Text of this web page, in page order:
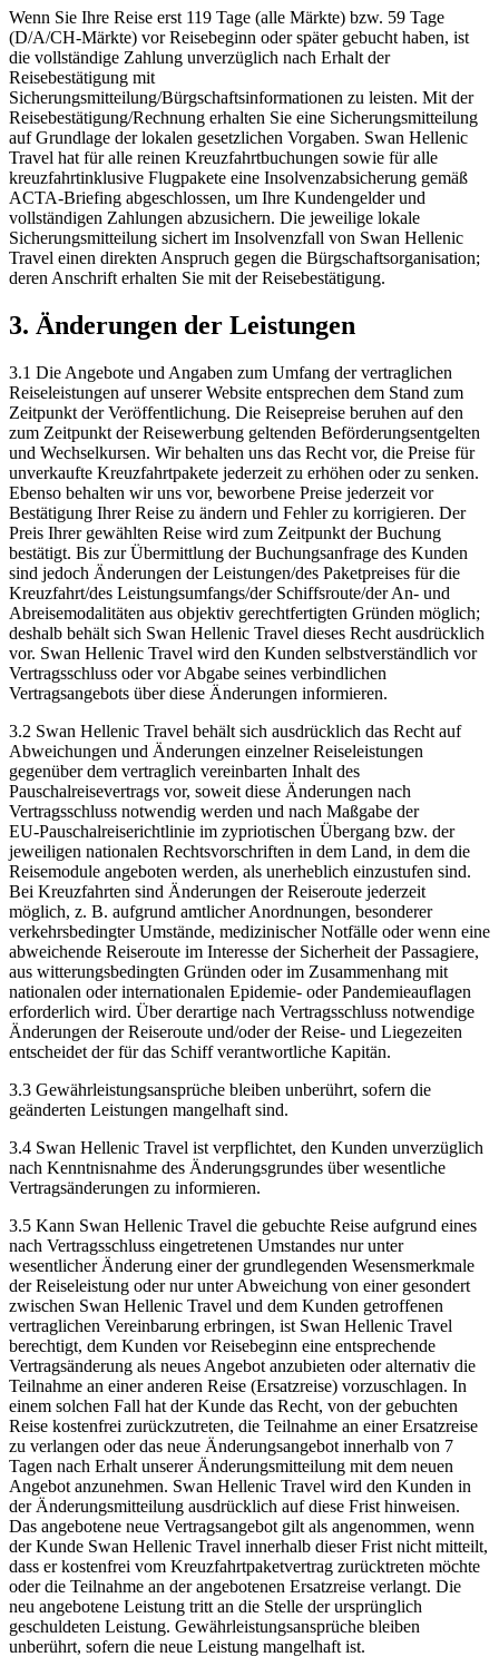
Wenn Sie Ihre Reise erst 119 Tage (alle Märkte) bzw. 59 Tage
(D/A/CH‑Märkte) vor Reisebeginn oder später gebucht haben, ist
die vollständige Zahlung unverzüglich nach Erhalt der
Reisebestätigung mit
Sicherungsmitteilung/Bürgschaftsinformationen zu leisten. Mit der
Reisebestätigung/Rechnung erhalten Sie eine Sicherungsmitteilung
auf Grundlage der lokalen gesetzlichen Vorgaben. Swan Hellenic
Travel hat für alle reinen Kreuzfahrtbuchungen sowie für alle
kreuzfahrtinklusive Flugpakete eine Insolvenzabsicherung gemäß
ACTA‑Briefing abgeschlossen, um Ihre Kundengelder und
vollständigen Zahlungen abzusichern. Die jeweilige lokale
Sicherungsmitteilung sichert im Insolvenzfall von Swan Hellenic
Travel einen direkten Anspruch gegen die Bürgschaftsorganisation;
deren Anschrift erhalten Sie mit der Reisebestätigung.
3. Änderungen der Leistungen
3.1 Die Angebote und Angaben zum Umfang der vertraglichen
Reiseleistungen auf unserer Website entsprechen dem Stand zum
Zeitpunkt der Veröffentlichung. Die Reisepreise beruhen auf den
zum Zeitpunkt der Reisewerbung geltenden Beförderungsentgelten
und Wechselkursen. Wir behalten uns das Recht vor, die Preise für
unverkaufte Kreuzfahrtpakete jederzeit zu erhöhen oder zu senken.
Ebenso behalten wir uns vor, beworbene Preise jederzeit vor
Bestätigung Ihrer Reise zu ändern und Fehler zu korrigieren. Der
Preis Ihrer gewählten Reise wird zum Zeitpunkt der Buchung
bestätigt. Bis zur Übermittlung der Buchungsanfrage des Kunden
sind jedoch Änderungen der Leistungen/des Paketpreises für die
Kreuzfahrt/des Leistungsumfangs/der Schiffsroute/der An‑ und
Abreisemodalitäten aus objektiv gerechtfertigten Gründen möglich;
deshalb behält sich Swan Hellenic Travel dieses Recht ausdrücklich
vor. Swan Hellenic Travel wird den Kunden selbstverständlich vor
Vertragsschluss oder vor Abgabe seines verbindlichen
Vertragsangebots über diese Änderungen informieren.
3.2 Swan Hellenic Travel behält sich ausdrücklich das Recht auf
Abweichungen und Änderungen einzelner Reiseleistungen
gegenüber dem vertraglich vereinbarten Inhalt des
Pauschalreisevertrags vor, soweit diese Änderungen nach
Vertragsschluss notwendig werden und nach Maßgabe der
EU‑Pauschalreiserichtlinie im zypriotischen Übergang bzw. der
jeweiligen nationalen Rechtsvorschriften in dem Land, in dem die
Reisemodule angeboten werden, als unerheblich einzustufen sind.
Bei Kreuzfahrten sind Änderungen der Reiseroute jederzeit
möglich, z. B. aufgrund amtlicher Anordnungen, besonderer
verkehrsbedingter Umstände, medizinischer Notfälle oder wenn eine
abweichende Reiseroute im Interesse der Sicherheit der Passagiere,
aus witterungsbedingten Gründen oder im Zusammenhang mit
nationalen oder internationalen Epidemie‑ oder Pandemieauflagen
erforderlich wird. Über derartige nach Vertragsschluss notwendige
Änderungen der Reiseroute und/oder der Reise‑ und Liegezeiten
entscheidet der für das Schiff verantwortliche Kapitän.
3.3 Gewährleistungsansprüche bleiben unberührt, sofern die
geänderten Leistungen mangelhaft sind.
3.4 Swan Hellenic Travel ist verpflichtet, den Kunden unverzüglich
nach Kenntnisnahme des Änderungsgrundes über wesentliche
Vertragsänderungen zu informieren.
3.5 Kann Swan Hellenic Travel die gebuchte Reise aufgrund eines
nach Vertragsschluss eingetretenen Umstandes nur unter
wesentlicher Änderung einer der grundlegenden Wesensmerkmale
der Reiseleistung oder nur unter Abweichung von einer gesondert
zwischen Swan Hellenic Travel und dem Kunden getroffenen
vertraglichen Vereinbarung erbringen, ist Swan Hellenic Travel
berechtigt, dem Kunden vor Reisebeginn eine entsprechende
Vertragsänderung als neues Angebot anzubieten oder alternativ die
Teilnahme an einer anderen Reise (Ersatzreise) vorzuschlagen. In
einem solchen Fall hat der Kunde das Recht, von der gebuchten
Reise kostenfrei zurückzutreten, die Teilnahme an einer Ersatzreise
zu verlangen oder das neue Änderungsangebot innerhalb von 7
Tagen nach Erhalt unserer Änderungsmitteilung mit dem neuen
Angebot anzunehmen. Swan Hellenic Travel wird den Kunden in
der Änderungsmitteilung ausdrücklich auf diese Frist hinweisen.
Das angebotene neue Vertragsangebot gilt als angenommen, wenn
der Kunde Swan Hellenic Travel innerhalb dieser Frist nicht mitteilt,
dass er kostenfrei vom Kreuzfahrtpaketvertrag zurücktreten möchte
oder die Teilnahme an der angebotenen Ersatzreise verlangt. Die
neu angebotene Leistung tritt an die Stelle der ursprünglich
geschuldeten Leistung. Gewährleistungsansprüche bleiben
unberührt, sofern die neue Leistung mangelhaft ist.